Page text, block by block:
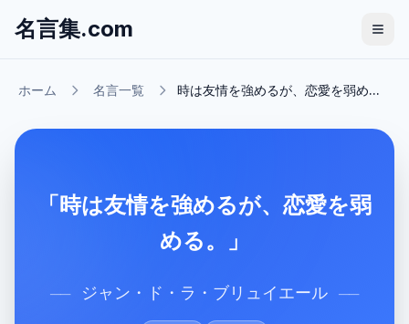
名言集.com
ホーム 名言一覧 時は友情を強めるが、恋愛を弱め...
「時は友情を強めるが、恋愛を弱
める。」
── ジャン・ド・ラ・ブリュイエール ──